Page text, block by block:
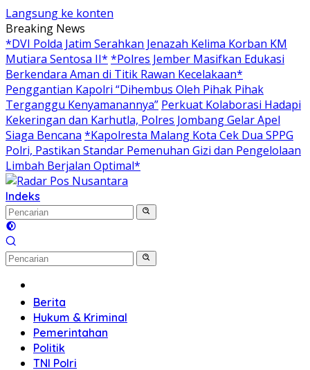
Langsung ke konten
Breaking News
*DVI Polda Jatim Serahkan Jenazah Kelima Korban KM
Mutiara Sentosa II* *Polres Jember Masifkan Edukasi
Berkendara Aman di Titik Rawan Kecelakaan*
Penggantian Kapolri “Dihembus Oleh Pihak Pihak
Terganggu Kenyamanannya” Perkuat Kolaborasi Hadapi
Kekeringan dan Karhutla, Polres Jombang Gelar Apel
Siaga Bencana *Kapolresta Malang Kota Cek Dua SPPG
Polri, Pastikan Standar Pemenuhan Gizi dan Pengelolaan
Limbah Berjalan Optimal*
Indeks
Berita
Hukum & Kriminal
Pemerintahan
Politik
TNI Polri